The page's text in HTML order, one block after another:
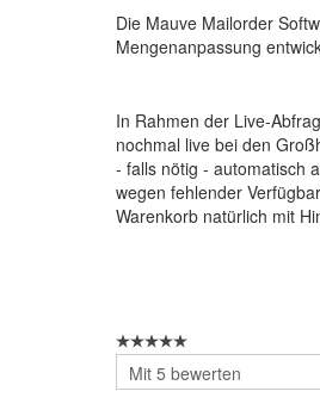
Die Mauve Mailorder
Mengenanpassung
In Rahmen der Live-
nochmal live bei den
- falls nötig - automatisch
wegen fehlender
Warenkorb natürlich mit
Bitte
bewerten